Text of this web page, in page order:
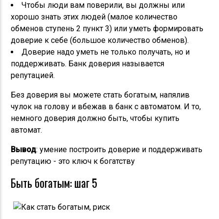
Чтобы люди вам поверили, вы должны или
хорошо знать этих людей (малое количество
обменов ступень 2 пункт 3) или уметь формировать
доверие к себе (большое количество обменов).
Доверие надо уметь не только получать, но и
поддерживать. Банк доверия называется
репутацией.
Без доверия вы можете стать богатым, напялив
чулок на голову и вбежав в банк с автоматом. И то,
немного доверия должно быть, чтобы купить
автомат.
Вывод: умение построить доверие и поддерживать
репутацию - это ключ к богатству
Быть богатым: шаг 5